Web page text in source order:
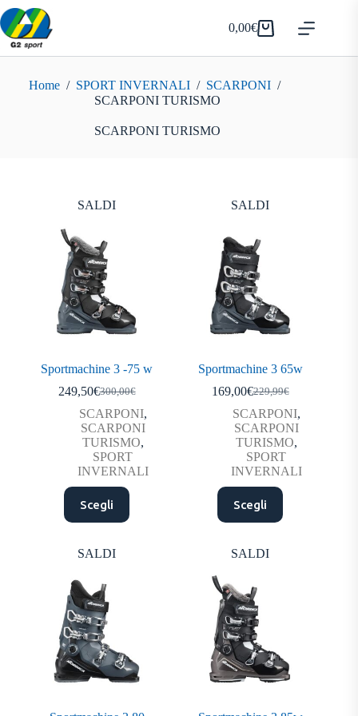
Salta
al
contenuto
Carrello
0,00€
Home / SPORT INVERNALI / SCARPONI /
SCARPONI TURISMO
SCARPONI TURISMO
SALDI
Sportmachine 3 -75 w
300,00€
Il
prezzo
originale
era:
300,00€.
249,50€Il
prezzo
attuale
è:
249,50€.
SCARPONI,
SCARPONI
TURISMO,
SPORT
INVERNALI
Scegli
Questo
prodotto
ha
varianti.
possono
essere
scelte
nella
pagina
del
prodotto
SALDI
Sportmachine 3 65w
229,99€
Il
prezzo
originale
era:
229,99€.
169,00€Il
prezzo
attuale
è:
169,00€.
SCARPONI,
SCARPONI
TURISMO,
SPORT
INVERNALI
Scegli
Questo
prodotto
ha
varianti.
possono
essere
scelte
nella
pagina
del
prodotto
SALDI SALDI